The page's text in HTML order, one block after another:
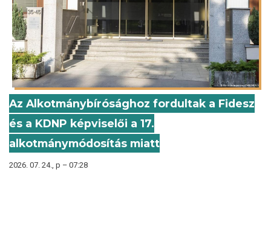
Az Alkotmánybírósághoz fordultak a Fidesz
és a KDNP képviselői a 17.
alkotmánymódosítás miatt
2026. 07. 24., p – 07:28